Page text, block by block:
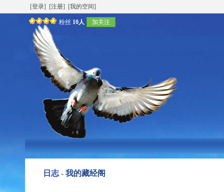
[登录] [注册] [我的空间]
粉丝 10人 加关注
日志 - 我的藏经阁